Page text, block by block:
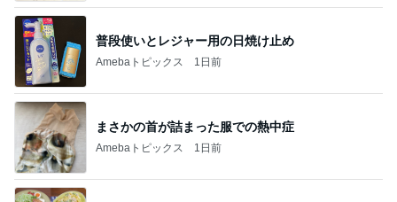
普段使いとレジャー用の日焼け止め
Amebaトピックス 1日前
まさかの首が詰まった服での熱中症
Amebaトピックス 1日前